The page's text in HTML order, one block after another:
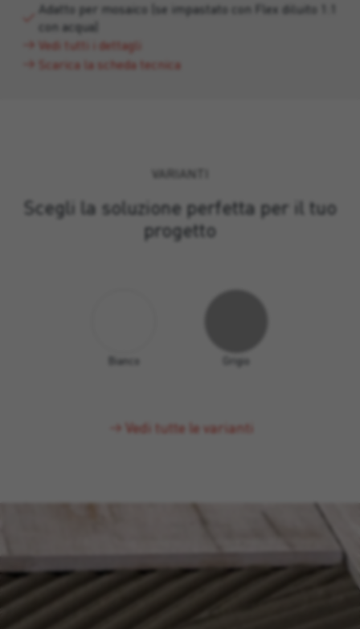
Adatto per mosaico (se impastato con Flex diluito 1:1
con acqua)
Vedi tutti i dettagli
Scarica la scheda tecnica
VARIANTI
Scegli la soluzione perfetta per il tuo
progetto
Bianco Grigio
Vedi tutte le varianti